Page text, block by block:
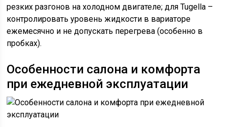
резких разгонов на холодном двигателе; для Tugella –
контролировать уровень жидкости в вариаторе
ежемесячно и не допускать перегрева (особенно в
пробках).
Особенности салона и комфорта
при ежедневной эксплуатации